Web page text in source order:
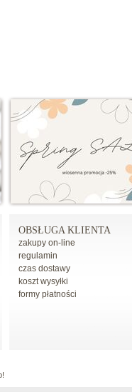
OBSŁUGA KLIENTA
zakupy on-line
regulamin
czas dostawy
koszt wysyłki
formy płatności